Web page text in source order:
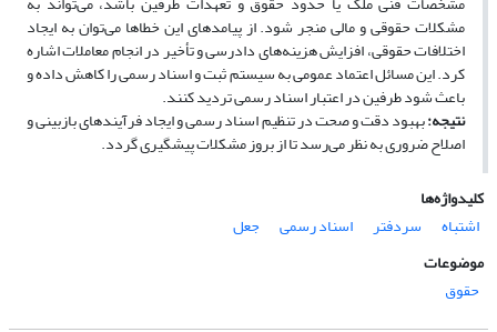
مشکلات حقوقی و مالی منجر شود. از پیامدهای این خطاها می‌توان به ایجاد
اختلافات حقوقی، افزایش هزینه‌های دادرسی و تأخیر در انجام معاملات اشاره
کرد. این مسائل اعتماد عمومی به سیستم ثبت و اسناد رسمی را کاهش داده و
باعث شود طرفین در اعتبار اسناد رسمی تردید کنند.
نتیجه:بهبود دقت و صحت در تنظیم اسناد رسمی و ایجاد فرآیندهای بازبینی و
اصلاح ضروری به نظر می‌رسد تا از بروز مشکلات پیشگیری گردد.
کلیدواژه‌ها
اشتباه
سردفتر اسناد رسمی
جعل
موضوعات
حقوق